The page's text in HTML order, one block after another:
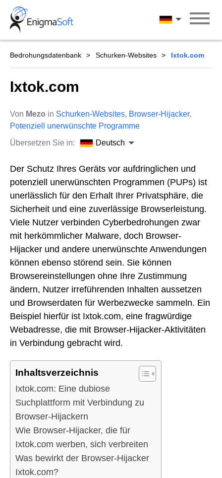
Skip
content
Deutsch
Bedrohungsdatenbank Schurken-Websites Ixtok.com
Ixtok.com
Von Mezo in Schurken-Websites, Browser-Hijacker,
Potenziell unerwünschte Programme
Übersetzen Sie in:
Deutsch
Der Schutz Ihres Geräts vor aufdringlichen und
potenziell unerwünschten Programmen (PUPs) ist
unerlässlich für den Erhalt Ihrer Privatsphäre, die
Sicherheit und eine zuverlässige Browserleistung.
Viele Nutzer verbinden Cyberbedrohungen zwar
mit herkömmlicher Malware, doch Browser-
Hijacker und andere unerwünschte Anwendungen
können ebenso störend sein. Sie können
Browsereinstellungen ohne Ihre Zustimmung
ändern, Nutzer irreführenden Inhalten aussetzen
und Browserdaten für Werbezwecke sammeln. Ein
Beispiel hierfür ist Ixtok.com, eine fragwürdige
Webadresse, die mit Browser-Hijacker-Aktivitäten
in Verbindung gebracht wird.
Inhaltsverzeichnis
Ixtok.com: Eine dubiose
Suchplattform mit Verbindung zu
Browser-Hijackern
Wie Browser-Hijacker, die für
Ixtok.com werben, sich verbreiten
Was bewirkt der Browser-Hijacker
Ixtok.com?